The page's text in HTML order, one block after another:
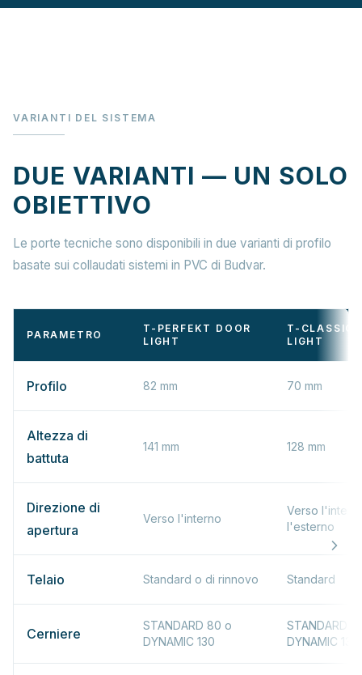
VARIANTI DEL SISTEMA
DUE VARIANTI — UN SOLO
OBIETTIVO
Le porte tecniche sono disponibili in due varianti di profilo
basate sui collaudati sistemi in PVC di Budvar.
PARAMETRO
T-PERFEKT DOOR
LIGHT
T-CLASSIC
LIGHT
Profilo 82 mm 70 mm
Altezza di
battuta
141 mm 128 mm
Direzione di
apertura
Verso l'interno
Verso
l'esterno
Telaio Standard o di rinnovo Standard
Cerniere
STANDARD 80 o
DYNAMIC 130
STANDARD
DYNAMIC 130